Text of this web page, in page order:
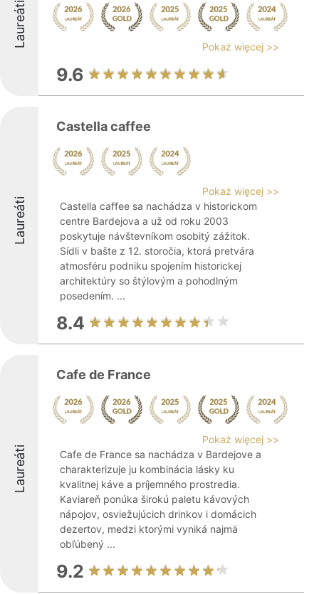
Laureáti Pokaż więcej >>
9.6
Laureáti
Castella caffee
Pokaż więcej >>
Castella caffee sa nachádza v historickom
centre Bardejova a už od roku 2003
poskytuje návštevníkom osobitý zážitok.
Sídli v bašte z 12. storočia, ktorá pretvára
atmosféru podniku spojením historickej
architektúry so štýlovým a pohodlným
posedením. ...
8.4
Laureáti
Cafe de France
Pokaż więcej >>
Cafe de France sa nachádza v Bardejove a
charakterizuje ju kombinácia lásky ku
kvalitnej káve a príjemného prostredia.
Kaviareň ponúka širokú paletu kávových
nápojov, osviežujúcich drinkov i domácich
dezertov, medzi ktorými vyniká najmä
obľúbený ...
9.2